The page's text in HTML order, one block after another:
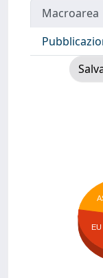
Macroarea
EU